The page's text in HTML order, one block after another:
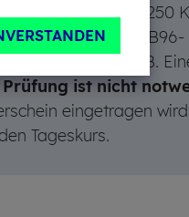
darf 4.250
den Erwerb des B96-
B.
ist nicht
eingetragen
Tageskurs.